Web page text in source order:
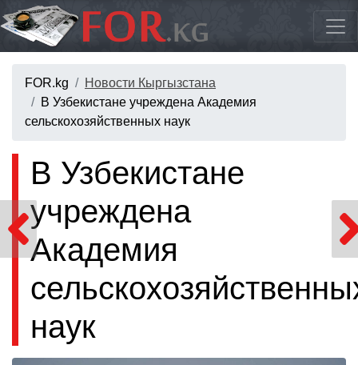
FOR.kg
Новости Кыргызстана
В Узбекистане учреждена Академия
сельскохозяйственных наук
В Узбекистане
учреждена
Академия
наук